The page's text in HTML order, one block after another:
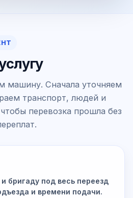
машину. Сначала уточняем
транспорт, людей и
перевозка прошла без
бригаду под весь переезд
и времени подачи.